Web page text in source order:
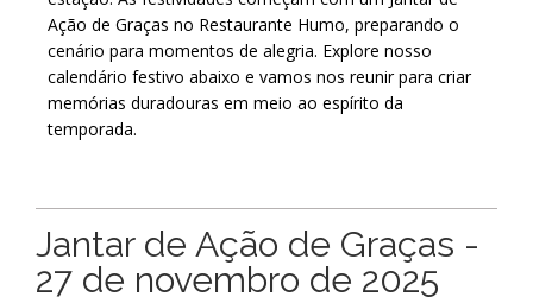
Ação de Graças no Restaurante Humo, preparando o
cenário para momentos de alegria. Explore nosso
calendário festivo abaixo e vamos nos reunir para criar
memórias duradouras em meio ao espírito da
temporada.
Jantar de Ação de Graças -
27 de novembro de 2025